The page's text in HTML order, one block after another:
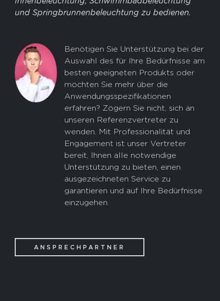
und Springbrunnenbeleuchtung zu bedienen.
Benötigen Sie Unterstützung bei der
Auswahl des für Ihre Bedürfnisse am
besten geeigneten Produkts oder
möchten Sie mehr über die
Anwendungsspezifikationen
erfahren? Zögern Sie nicht, sich an
unseren Referenzvertreter zu
wenden. Mit Professionalität und
Engagement ist unser Vertreter
bereit, Ihnen alle notwendige
Unterstützung zu bieten, einen
ausgezeichneten Service zu
garantieren und auf Ihre Bedürfnisse
einzugehen.
ANSPRECHPARTNER